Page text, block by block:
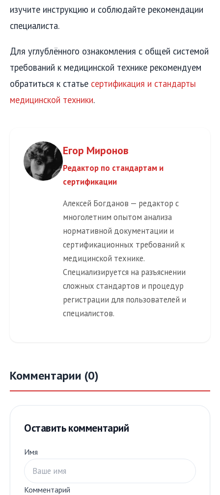
изучите инструкцию и соблюдайте рекомендации
специалиста.
Для углублённого ознакомления с общей системой
требований к медицинской технике рекомендуем
обратиться к статье сертификация и стандарты
медицинской техники.
Егор Миронов
Редактор по стандартам и
сертификации
Алексей Богданов — редактор с
многолетним опытом анализа
нормативной документации и
сертификационных требований к
медицинской технике.
Специализируется на разъяснении
сложных стандартов и процедур
регистрации для пользователей и
специалистов.
Комментарии (0)
Оставить комментарий
Имя
Комментарий